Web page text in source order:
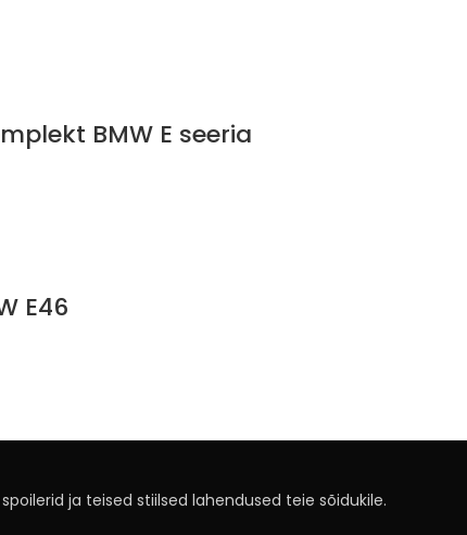
BMW E seeria
E46
ja teised stiilsed lahendused teie sõidukile.